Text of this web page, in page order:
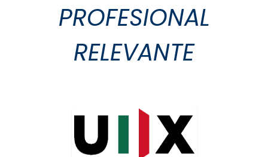
PROFESIONAL
RELEVANTE​